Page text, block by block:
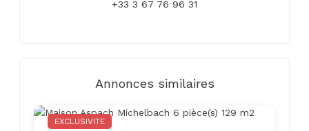
+33 3 67 76 96 31
Annonces similaires
EXCLUSIVITE